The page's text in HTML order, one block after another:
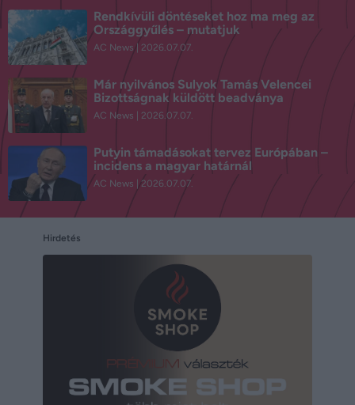
Rendkívüli döntéseket hoz ma meg az
Országgyűlés – mutatjuk
AC News 2026.07.07.
Már nyilvános Sulyok Tamás Velencei
Bizottságnak küldött beadványa
AC News 2026.07.07.
Putyin támadásokat tervez Európában –
incidens a magyar határnál
AC News 2026.07.07.
Hirdetés